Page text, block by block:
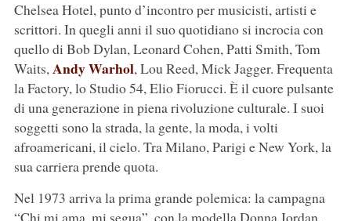
Chelsea Hotel, punto d’incontro per musicisti, artisti e
scrittori. In quegli anni il suo quotidiano si incrocia con
quello di Bob Dylan, Leonard Cohen, Patti Smith, Tom
Waits,Andy Warhol, Lou Reed, Mick Jagger. Frequenta
la Factory, lo Studio 54, Elio Fiorucci. È il cuore pulsante
di una generazione in piena rivoluzione culturale. I suoi
soggetti sono la strada, la gente, la moda, i volti
afroamericani, il cielo. Tra Milano, Parigi e New York, la
sua carriera prende quota.
Nel 1973 arriva la prima grande polemica: la campagna
“Chi mi ama, mi segua”, con la modella Donna Jordan,